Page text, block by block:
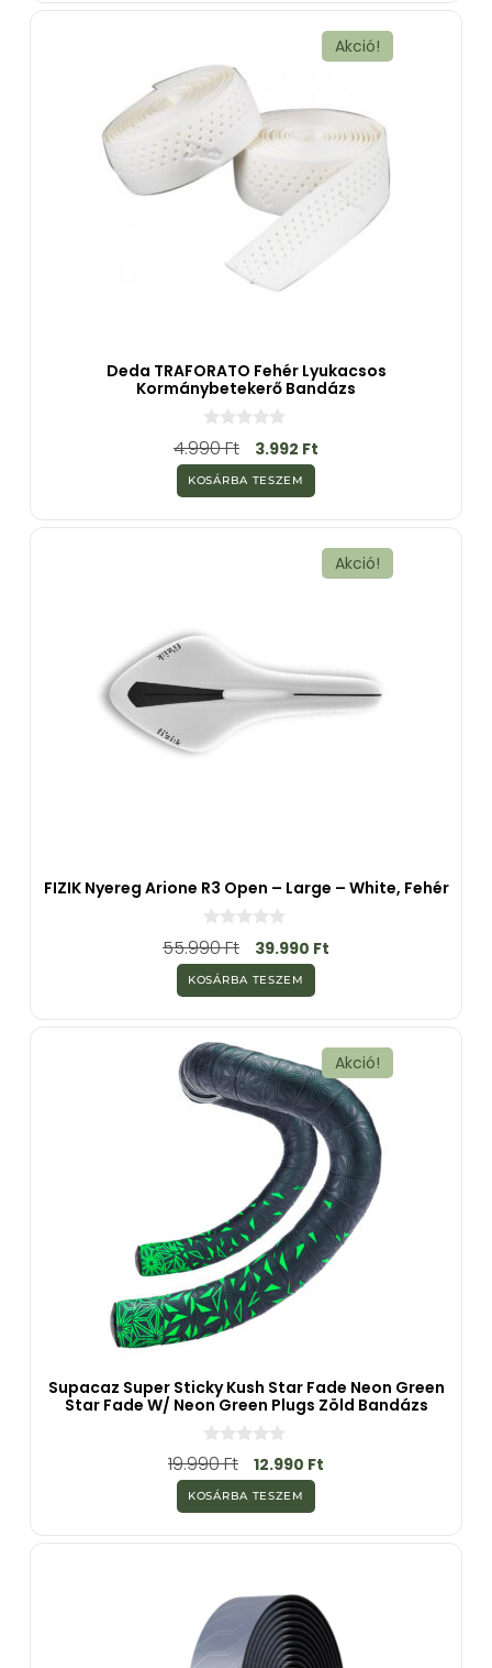
b
Akció!
Deda TRAFORATO Fehér Lyukacsos
Kormánybetekerő Bandázs
0
a
5
-
b
ő
4.990Ft 3.992 Ft
KOSÁRBA TESZEM
Akció!
FIZIK Nyereg Arione R3 Open – Large – White, Fehér
0
a
5
-
b
ő
l
55.990Ft 39.990 Ft
KOSÁRBA TESZEM
Akció!
Supacaz Super Sticky Kush Star Fade Neon Green
Star Fade W/ Neon Green Plugs Zöld Bandázs
0
a
5
-
b
ő
19.990Ft 12.990 Ft
KOSÁRBA TESZEM